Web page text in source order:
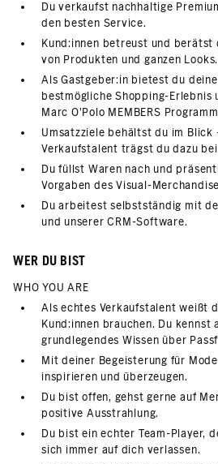
Du verkaufst nachhaltige
den besten Service.
Kund:innen betreust und berätst
von Produkten und ganzen Looks.
Als Gastgeber:in bietest du
bestmögliche Shopping-Erlebnis
Marc O'Polo MEMBERS
Umsatzziele behältst du im Blick
Verkaufstalent trägst du dazu
Du füllst Waren nach und
Vorgaben des Visual-
Du arbeitest selbstständig mit
und unserer CRM-Software.
WER DU BIST
WHO YOU ARE
Als echtes Verkaufstalent weißt
Kund:innen brauchen. Du kennst
grundlegendes Wissen über
Mit deiner Begeisterung für
inspirieren und überzeugen.
Du bist offen, gehst gerne auf
positive Ausstrahlung.
Du bist ein echter Team-Player,
sich immer auf dich verlassen.